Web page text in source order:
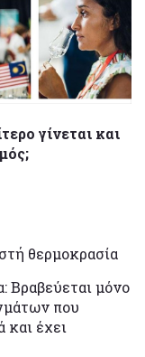
γίνεται και
θερμοκρασία
Βραβεύεται μόνο
που
και έχει